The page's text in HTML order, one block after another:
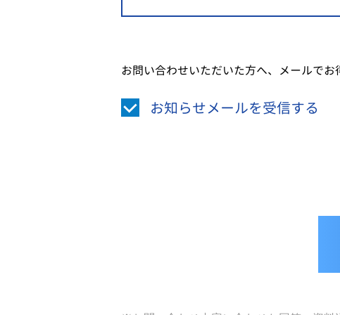
お問い合わせいただいた方へ、メールで
お知らせメールを受信する